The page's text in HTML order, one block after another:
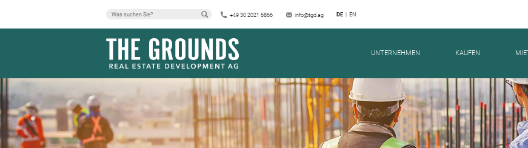
+49 30 2021 6866 info@tgd.ag DE EN
UNTERNEHMEN KAUFEN
SCHWARZACKERSTRASSE 11 |